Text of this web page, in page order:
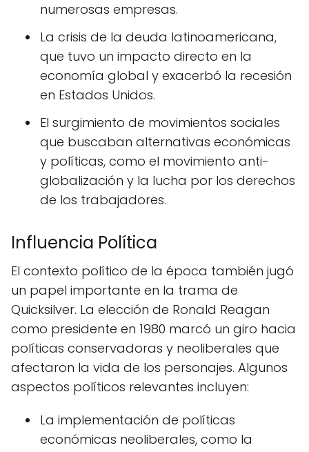
numerosas empresas.
La crisis de la deuda latinoamericana,
que tuvo un impacto directo en la
economía global y exacerbó la recesión
en Estados Unidos.
El surgimiento de movimientos sociales
que buscaban alternativas económicas
y políticas, como el movimiento anti-
globalización y la lucha por los derechos
de los trabajadores.
Influencia Política
El contexto político de la época también jugó
un papel importante en la trama de
Quicksilver. La elección de Ronald Reagan
como presidente en 1980 marcó un giro hacia
políticas conservadoras y neoliberales que
afectaron la vida de los personajes. Algunos
aspectos políticos relevantes incluyen:
La implementación de políticas
económicas neoliberales, como la